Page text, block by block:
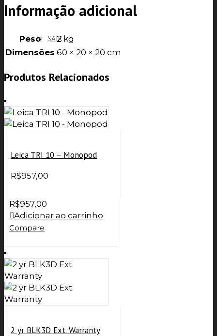
SAIR
Informação adicional
Peso
2 kg
Dimensões 60 × 20 × 20 cm
Produtos Relacionados
Leica TRI 10 – Monopod
R$957,00
R$957,00
Adicionar ao carrinho
Compare
2 yr BLK3D Ext. Warranty